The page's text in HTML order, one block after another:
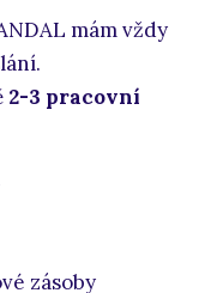
mám vždy
2-3 pracovní
zásoby